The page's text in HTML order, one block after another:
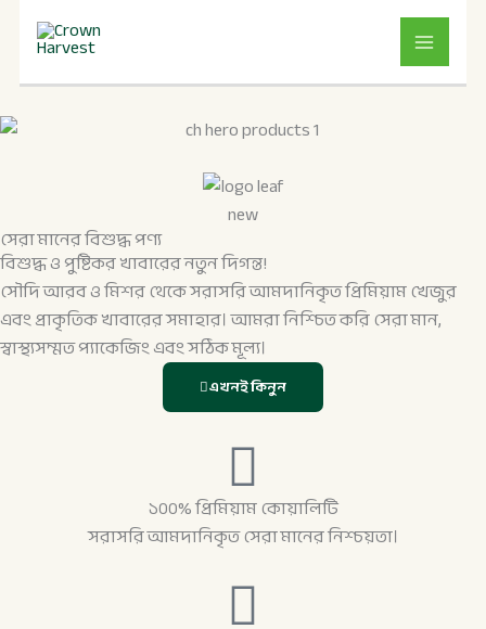
সেরা মানের বিশুদ্ধ পণ্য
বিশুদ্ধ ও পুষ্টিকর খাবারের নতুন দিগন্ত!
সৌদি আরব ও মিশর থেকে সরাসরি আমদানিকৃত প্রিমিয়াম খেজুর
এবং প্রাকৃতিক খাবারের সমাহার। আমরা নিশ্চিত করি সেরা মান,
স্বাস্থ্যসম্মত প্যাকেজিং এবং সঠিক মূল্য।
এখনই কিনুন
১০০% প্রিমিয়াম কোয়ালিটি
সরাসরি আমদানিকৃত সেরা মানের নিশ্চয়তা।